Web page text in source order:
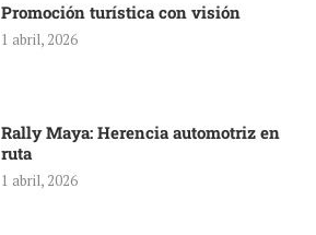
Promoción turística con visión
1 abril, 2026
Rally Maya: Herencia automotriz en
ruta
1 abril, 2026